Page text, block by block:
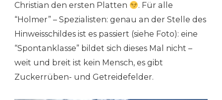
Christian den ersten Platten
. Für alle
“Holmer” – Spezialisten: genau an der Stelle des
Hinweisschildes ist es passiert (siehe Foto): eine
“Spontanklasse” bildet sich dieses Mal nicht –
weit und breit ist kein Mensch, es gibt
Zuckerrüben- und Getreidefelder.